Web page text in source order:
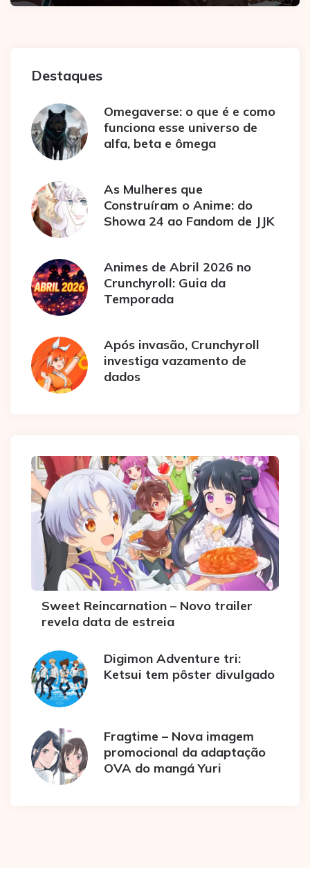
Destaques
Omegaverse: o que é e como
funciona esse universo de
alfa, beta e ômega
As Mulheres que
Construíram o Anime: do
Showa 24 ao Fandom de JJK
Animes de Abril 2026 no
Crunchyroll: Guia da
Temporada
Após invasão, Crunchyroll
investiga vazamento de
dados
Sweet Reincarnation – Novo trailer
revela data de estreia
Digimon Adventure tri:
Ketsui tem pôster divulgado
Fragtime – Nova imagem
promocional da adaptação
OVA do mangá Yuri